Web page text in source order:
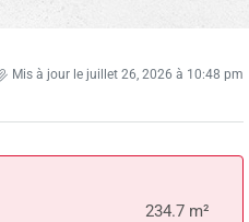
Mis à jour le juillet 26, 2026 à 10:48 pm
234.7 m²